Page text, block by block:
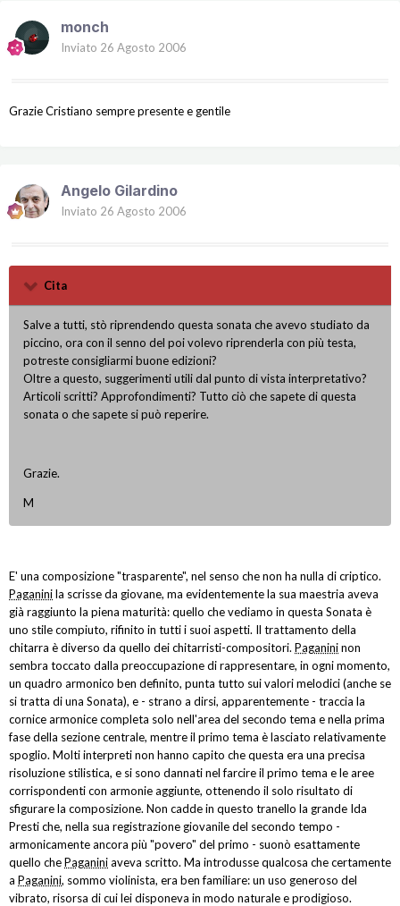
monch
Inviato 26 Agosto 2006
Grazie Cristiano sempre presente e gentile
Angelo Gilardino
Inviato 26 Agosto 2006
Cita
Salve a tutti, stò riprendendo questa sonata che avevo studiato da
piccino, ora con il senno del poi volevo riprenderla con più testa,
potreste consigliarmi buone edizioni?
Oltre a questo, suggerimenti utili dal punto di vista interpretativo?
Articoli scritti? Approfondimenti? Tutto ciò che sapete di questa
sonata o che sapete si può reperire.
Grazie.
M
E' una composizione "trasparente", nel senso che non ha nulla di criptico.
Paganinila scrisse da giovane, ma evidentemente la sua maestria aveva
già raggiunto la piena maturità: quello che vediamo in questa Sonata è
uno stile compiuto, rifinito in tutti i suoi aspetti. Il trattamento della
chitarra è diverso da quello dei chitarristi-compositori. Paganininon
sembra toccato dalla preoccupazione di rappresentare, in ogni momento,
un quadro armonico ben definito, punta tutto sui valori melodici (anche se
si tratta di una Sonata), e - strano a dirsi, apparentemente - traccia la
cornice armonice completa solo nell'area del secondo tema e nella prima
fase della sezione centrale, mentre il primo tema è lasciato relativamente
spoglio. Molti interpreti non hanno capito che questa era una precisa
risoluzione stilistica, e si sono dannati nel farcire il primo tema e le aree
corrispondenti con armonie aggiunte, ottenendo il solo risultato di
sfigurare la composizione. Non cadde in questo tranello la grande Ida
Presti che, nella sua registrazione giovanile del secondo tempo -
armonicamente ancora più "povero" del primo - suonò esattamente
quello chePaganiniaveva scritto. Ma introdusse qualcosa che certamente
a Paganini, sommo violinista, era ben familiare: un uso generoso del
vibrato, risorsa di cui lei disponeva in modo naturale e prodigioso.